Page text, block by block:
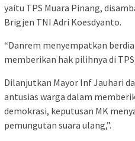
yaitu TPS Muara Pinang,
Brigjen TNI Adri Koesdyanto.
“Danrem menyempatkan
memberikan hak pilihnya di
Dilanjutkan Mayor Inf Jauhari
antusias warga dalam
demokrasi, keputusan MK
pemungutan suara ulang,”.